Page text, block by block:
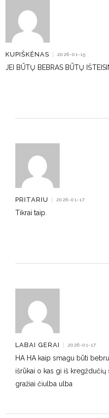
KUPIŠKĖNAS | 2026-01-15
JEI BŪTŲ BEBRAS BŪTŲ
PRITARIU | 2026-01-17
Tikrai taip.
LABAI GERAI | 2026-01-17
HA HA kaip smagu būti
išrūkai o kas gi iš
gražiai čiulba ulba